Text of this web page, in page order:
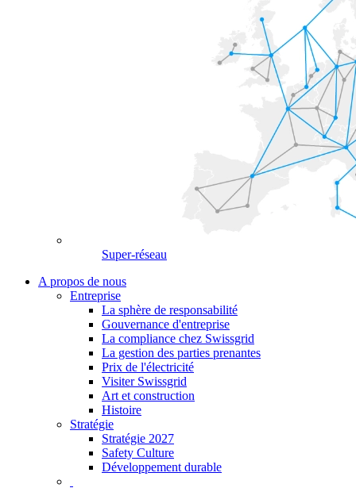
Super-réseau
A propos de nous
Entreprise
La sphère de responsabilité
Gouvernance d'entreprise
La compliance chez Swissgrid
La gestion des parties prenantes
Prix de l'électricité
Visiter Swissgrid
Art et construction
Histoire
Stratégie
Stratégie 2027
Safety Culture
Développement durable